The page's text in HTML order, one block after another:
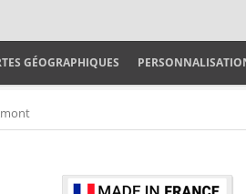
GÉOGRAPHIQUES